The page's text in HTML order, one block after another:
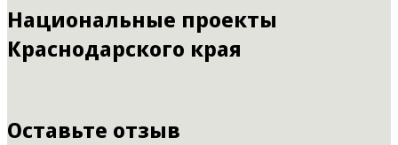
Национальные проекты
Краснодарского края
Оставьте отзыв